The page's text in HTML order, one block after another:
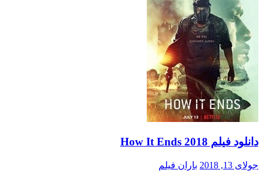
دانلود فیلم How It Ends 2018
جولای 13, 2018 باران فیلم